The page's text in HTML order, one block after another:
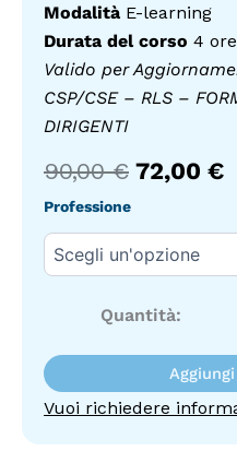
Modalità E-learning
Durata del corso 4 ore
Valido per
CSP/CSE – RLS –
DIRIGENTI
90,00€ Il
era:
90,00 €.
72,00 €Il
Professione
Vuoi richiedere